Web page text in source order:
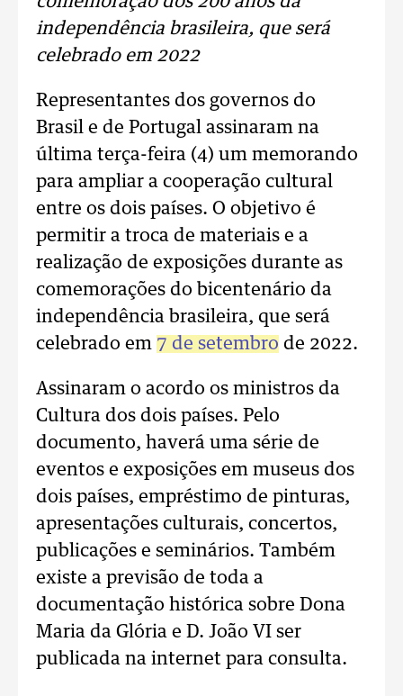
independência brasileira, que será
celebrado em 2022
Representantes dos governos do
Brasil e de Portugal assinaram na
última terça-feira (4) um memorando
para ampliar a cooperação cultural
entre os dois países. O objetivo é
permitir a troca de materiais e a
realização de exposições durante as
comemorações do bicentenário da
independência brasileira, que será
celebrado em 7 de setembro de 2022.
Assinaram o acordo os ministros da
Cultura dos dois países. Pelo
documento, haverá uma série de
eventos e exposições em museus dos
dois países, empréstimo de pinturas,
apresentações culturais, concertos,
publicações e seminários. Também
existe a previsão de toda a
documentação histórica sobre Dona
Maria da Glória e D. João VI ser
publicada na internet para consulta.